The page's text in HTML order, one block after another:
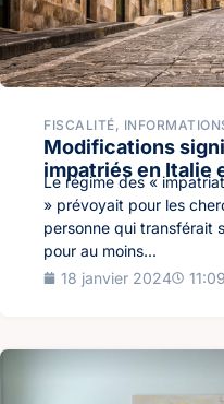
FISCALITÉ,
Modifications
impatriés en Italie
Le régime des «
» prévoyait pour les
personne qui transférait
pour au moins...
18 janvier 2024
11:09